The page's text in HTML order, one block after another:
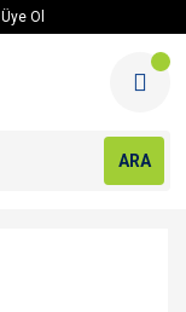
Üye Ol
ARA